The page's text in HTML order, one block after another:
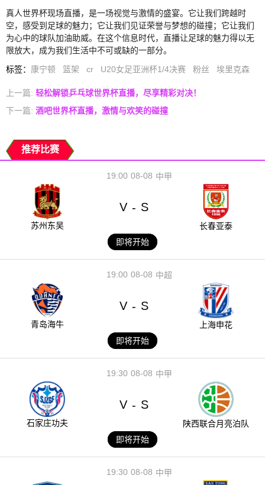
真人世界杯现场直播，是一场视觉与激情的盛宴。它让我们跨越时
空，感受到足球的魅力；它让我们见证荣誉与梦想的碰撞；它让我们
为心中的球队加油助威。在这个信息时代，直播让足球的魅力得以无
限放大，成为我们生活中不可或缺的一部分。
标签： 康宁顿 篮架 cr U20女足亚洲杯1/4决赛 粉丝 埃里克森
上一篇: 轻松解锁乒乓球世界杯直播，尽享精彩对决！
下一篇: 酒吧世界杯直播，激情与欢笑的碰撞
推荐比赛
08-08
19:00 中甲
苏州东吴
V - S
长春亚泰
即将开始
08-08
19:00 中超
青岛海牛
V - S
上海申花
即将开始
08-08
19:30 中甲
石家庄功夫
V - S
陕西联合月亮泊队
即将开始
08-08
19:30 中甲